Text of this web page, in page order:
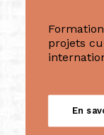
projets
En